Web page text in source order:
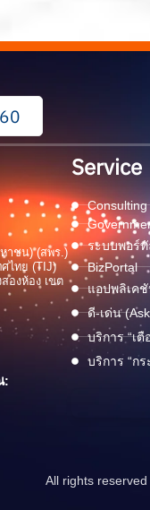
าชน) (สพร.)
ไทย (TIJ)
องห้อง เขต
:
Service
ระบบพอร์ทั
BizPortal
แอปพลิเค
ดี-เด่น
บริการ “เ
บริการ “กร
All rights